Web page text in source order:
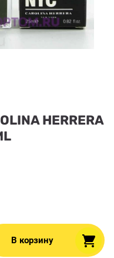
HERRERA
В корзину